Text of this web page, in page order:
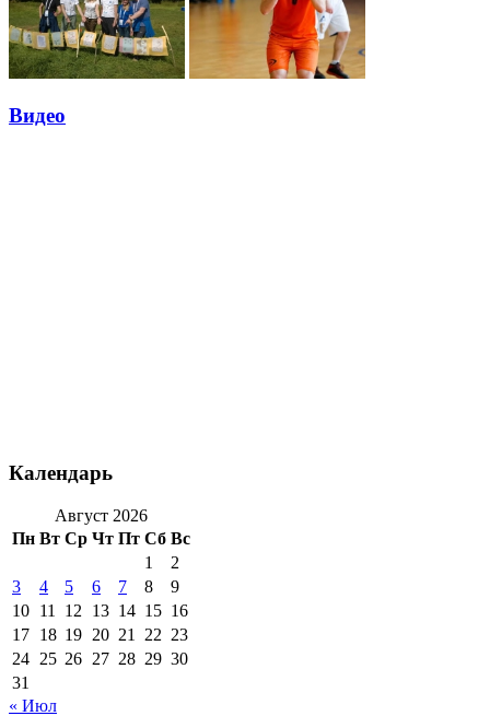
Видео
Календарь
Август 2026
Пн Вт Ср Чт Пт Сб Вс
1
2
3
4 5 6 7 8
9
10 11 12 13 14 15 16
17 18 19 20 21 22 23
24 25 26 27 28 29 30
31
« Июл